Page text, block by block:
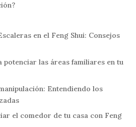
en el Feng Shui: Consejos
potenciar las áreas familiares en tu
Entendiendo los
el comedor de tu casa con Feng